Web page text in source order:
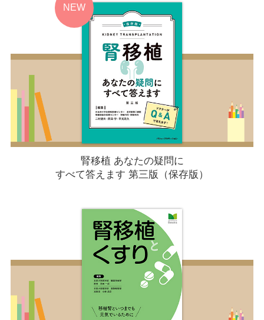
腎移植 あなたの疑問に
すべて答えます 第三版（保存版）